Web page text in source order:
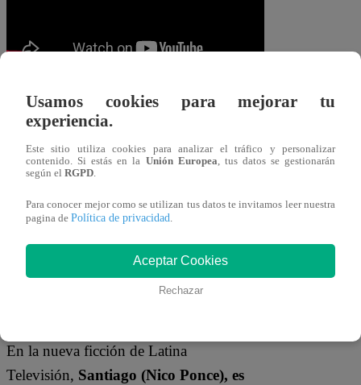
Aunque a la madre del pobre novio no le
queda ninguna duda. “¿Quieres que te
diga la verdad? Ya no creo en el amor.
Terminé una relación de más de 30 años.
Así que, la verdad, lo último que quiero
es a un hombre en mi vida”, finalizó.
¿De qué trata “Pobre
En la nueva ficción de Latina
Televisión, Santiago (Nico Ponce), es
Usamos cookies para mejorar tu
experiencia.
Este sitio utiliza cookies para analizar el tráfico y personalizar
contenido. Si estás en la Unión Europea , tus datos se gestionarán
según el RGPD
Para conocer mejor como se utilizan tus datos te invitamos leer nuestra
pagina de Política de privacidad
Aceptar Cookies
Rechazar